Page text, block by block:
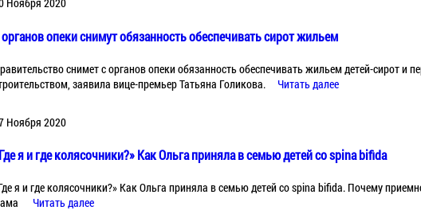
органов опеки снимут обязанность обеспечивать сирот жильем
снимет с органов опеки обязанность обеспечивать жильем детей-сирот и
заявила вице-премьер Татьяна Голикова.
Читать далее
Ноября 2020
я и где колясочники?» Как Ольга приняла в семью детей со spina bifida
я и где колясочники?» Как Ольга приняла в семью детей со spina bifida. Почему
Читать далее